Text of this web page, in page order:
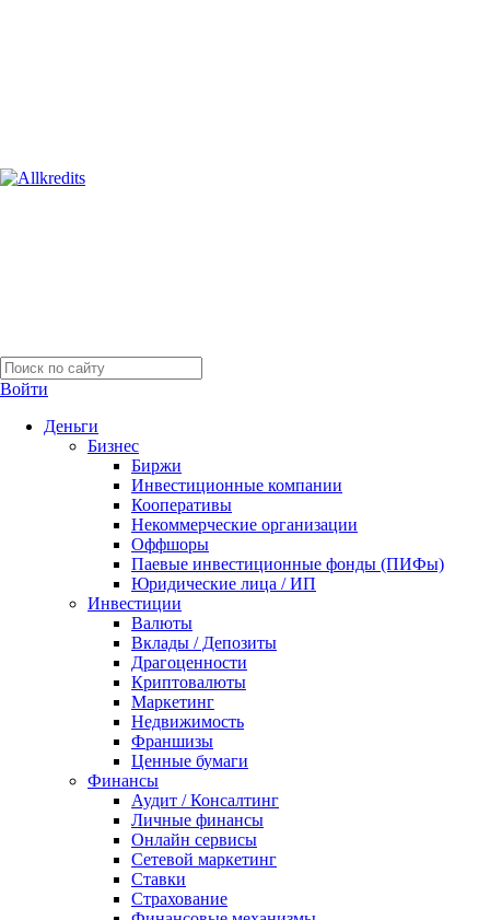
Войти
Деньги
Бизнес
Биржи
Инвестиционные компании
Кооперативы
Некоммерческие организации
Оффшоры
Паевые инвестиционные фонды (ПИФы)
Юридические лица / ИП
Инвестиции
Валюты
Вклады / Депозиты
Драгоценности
Криптовалюты
Маркетинг
Недвижимость
Франшизы
Ценные бумаги
Финансы
Аудит / Консалтинг
Личные финансы
Онлайн сервисы
Сетевой маркетинг
Ставки
Страхование